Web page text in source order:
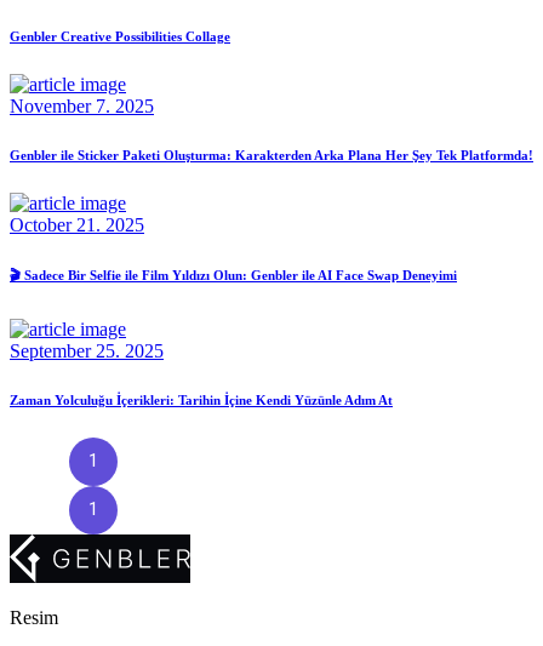
Genbler Creative Possibilities Collage
November 7. 2025
Genbler ile Sticker Paketi Oluşturma: Karakterden Arka Plana Her Şey Tek Platformda!
October 21. 2025
🎬 Sadece Bir Selfie ile Film Yıldızı Olun: Genbler ile AI Face Swap Deneyimi
September 25. 2025
Zaman Yolculuğu İçerikleri: Tarihin İçine Kendi Yüzünle Adım At
1
1
Resim